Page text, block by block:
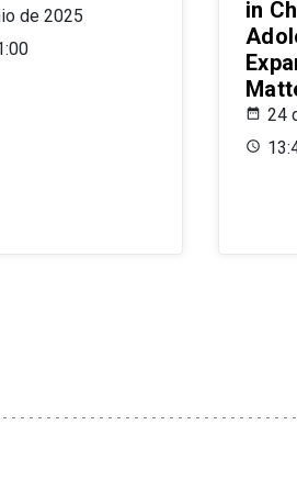
de 2025
in
24